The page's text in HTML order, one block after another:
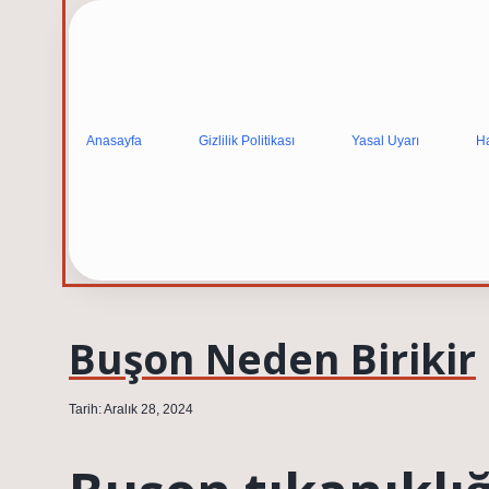
Anasayfa Gizlilik Politikası Yasal Uyarı
Buşon Neden Birikir
Tarih: Aralık 28, 2024